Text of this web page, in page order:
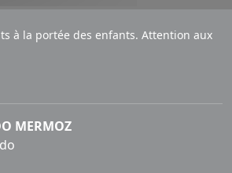
à la portée des enfants. Attention aux
MERMOZ